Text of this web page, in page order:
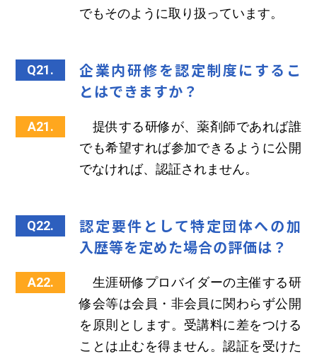
でもそのように取り扱っています。
Q21.
企業内研修を認定制度にするこ
とはできますか？
A21.
提供する研修が、薬剤師であれば誰
でも希望すれば参加できるように公開
でなければ、認証されません。
Q22.
認定要件として特定団体への加
入歴等を定めた場合の評価は？
A22.
生涯研修プロバイダーの主催する研
修会等は会員・非会員に関わらず公開
を原則とします。受講料に差をつける
ことは止むを得ません。認証を受けた